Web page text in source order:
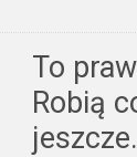
To
Robią